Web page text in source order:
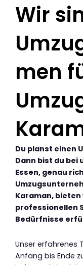
Wir
men
Du planst einen
Dann bist du bei
Essen, genau
Karaman,
professionellen
Bedürfnisse
Unser erfahrenes
Anfang bis Ende